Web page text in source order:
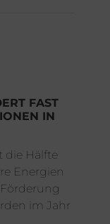
FAST
IN
die Hälfte
Energien
im Jahr